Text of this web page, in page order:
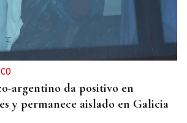
argentino da positivo en
y permanece aislado en Galicia